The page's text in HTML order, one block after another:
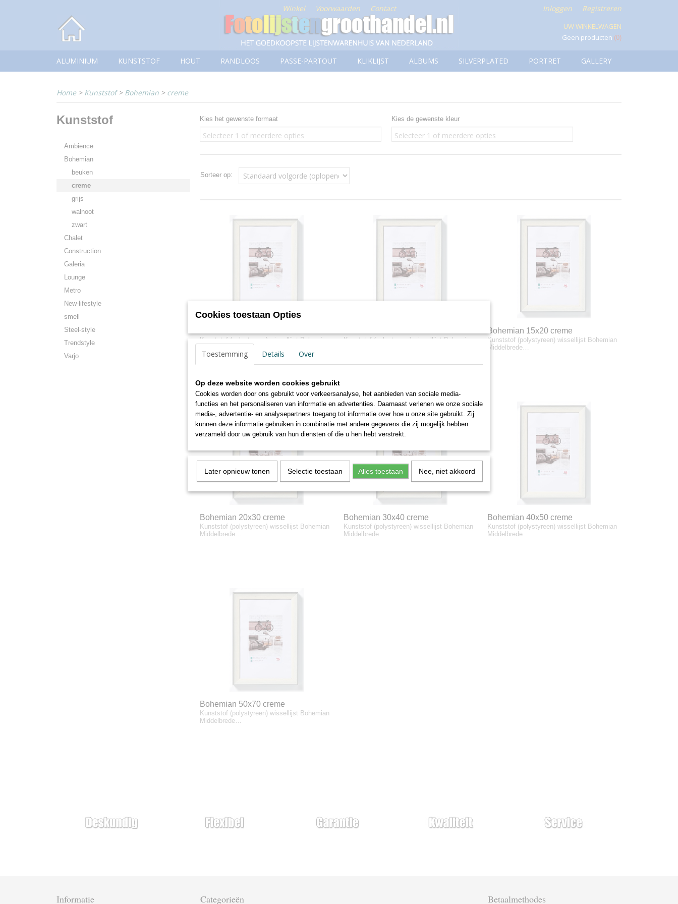
Winkel Voorwaarden Contact Inloggen Registreren
UW WINKELWAGEN
Geen producten (0)
ALUMINIUM KUNSTSTOF HOUT RANDLOOS PASSE-PARTOUT KLIKLIJST ALBUMS SILVERPLATED PORTRET GALLERY
Home> Kunststof> Bohemian > creme
Kunststof
Ambience
Bohemian
beuken
creme
grijs
walnoot
zwart
Chalet
Construction
Galeria
Lounge
Metro
New-lifestyle
smell
Steel-style
Trendstyle
Varjo
Kies het gewenste formaat
Selecteer 1 of meerdere opties
Kies de gewenste kleur
Selecteer 1 of meerdere opties
Sorteer op:
Kunststof (polystyreen) wissellijst Bohemian
Kunststof (polystyreen) wissellijst Bohemian
Bohemian 15x20 creme
Kunststof (polystyreen) wissellijst Bohemian
Middelbrede…
Bohemian 20x30 creme
Kunststof (polystyreen) wissellijst Bohemian
Middelbrede…
Bohemian 30x40 creme
Kunststof (polystyreen) wissellijst Bohemian
Middelbrede…
Bohemian 40x50 creme
Kunststof (polystyreen) wissellijst Bohemian
Middelbrede…
Bohemian 50x70 creme
Kunststof (polystyreen) wissellijst Bohemian
Middelbrede…
Informatie Categorieën Betaalmethodes
Cookies toestaan Opties
Toestemming Details Over
Op deze website worden cookies gebruikt
Cookies worden door ons gebruikt voor verkeersanalyse, het aanbieden van sociale media-
functies en het personaliseren van informatie en advertenties. Daarnaast verlenen we onze sociale
media-, advertentie- en analysepartners toegang tot informatie over hoe u onze site gebruikt. Zij
kunnen deze informatie gebruiken in combinatie met andere gegevens die zij mogelijk hebben
verzameld door uw gebruik van hun diensten of die u hen hebt verstrekt.
Later opnieuw tonen Selectie toestaan Alles toestaan Nee, niet akkoord